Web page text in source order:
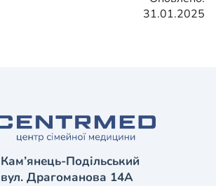
31.01.2025
Кам’янець-Подільський
вул. Драгоманова 14А